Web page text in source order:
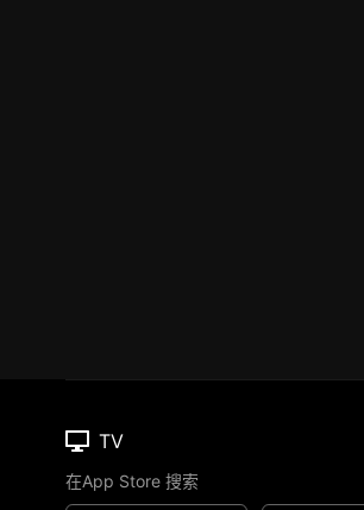
TV
在App Store 搜索